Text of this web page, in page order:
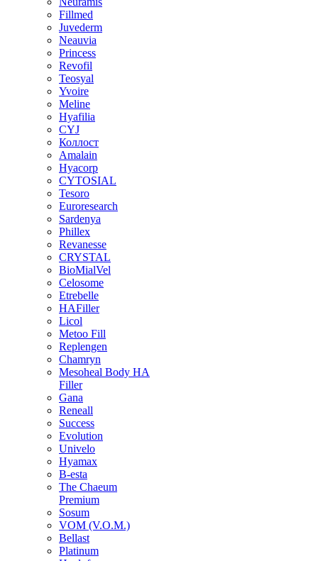
Fillmed
Juvederm
Neauvia
Princess
Revofil
Teosyal
Yvoire
Meline
Hyafilia
CYJ
Коллост
Amalain
Hyacorp
CYTOSIAL
Tesoro
Euroresearch
Sardenya
Phillex
Revanesse
CRYSTAL
BioMialVel
Celosome
Etrebelle
HAFiller
Licol
Metoo Fill
Replengen
Chamryn
Mesoheal Body HA
Filler
Gana
Reneall
Success
Evolution
Univelo
Hyamax
B-esta
The Chaeum
Premium
Sosum
VOM (V.O.M.)
Bellast
Platinum